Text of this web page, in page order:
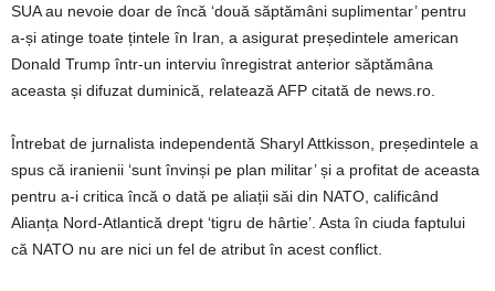
SUA au nevoie doar de încă ‘două săptămâni suplimentar’ pentru
a-și atinge toate țintele în Iran, a asigurat președintele american
Donald Trump într-un interviu înregistrat anterior săptămâna
aceasta și difuzat duminică, relatează AFP citată de news.ro.
Întrebat de jurnalista independentă Sharyl Attkisson, președintele a
spus că iranienii ‘sunt învinși pe plan militar’ și a profitat de aceasta
pentru a-i critica încă o dată pe aliații săi din NATO, calificând
Alianța Nord-Atlantică drept ‘tigru de hârtie’. Asta în ciuda faptului
că NATO nu are nici un fel de atribut în acest conflict.